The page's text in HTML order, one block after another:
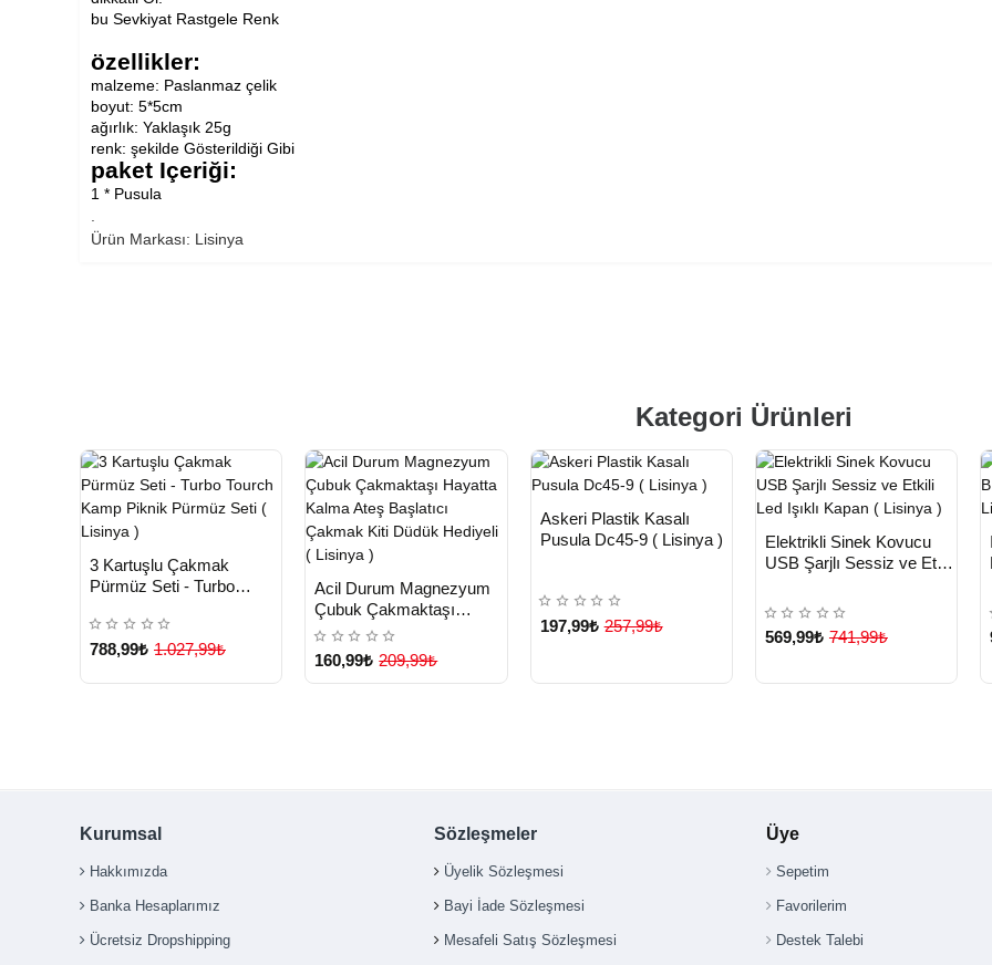
bu Sevkiyat Rastgele Renk
özellikler:
malzeme: Paslanmaz çelik
boyut: 5*5cm
ağırlık: Yaklaşık 25g
renk: şekilde Gösterildiği Gibi
paket Içeriği:
1 * Pusula
.
Ürün Markası: Lisinya
Kategori Ürünleri
TESLİMAT
Çok Satılan Ürün
Yeni Ürün
3 Kartuşlu Çakmak
Pürmüz Seti - Turbo
Pürmüz Seti ( Lisinya )
788,99₺ 1.027,99₺
TESLİMAT
Çok Satılan Ürün
Acil Durum Magnezyum
Çubuk Çakmaktaşı
Hayatta Kalma Ateş
Başlatıcı Çakmak Kiti
Düdük Hediyeli ( Lisinya )
160,99₺ 209,99₺
TESLİMAT
Yeni Ürün
Askeri Plastik Kasalı
Pusula Dc45-9 ( Lisinya )
197,99₺ 257,99₺
TESLİMAT
Elektrikli Sinek Kovucu
USB Şarjlı Sessiz ve Etkili
569,99₺ 741,99₺
Kurumsal
Hakkımızda
Banka Hesaplarımız
Ücretsiz Dropshipping
Sözleşmeler
Üyelik Sözleşmesi
Bayi İade Sözleşmesi
Mesafeli Satış Sözleşmesi
Üye
Sepetim
Favorilerim
Destek Talebi